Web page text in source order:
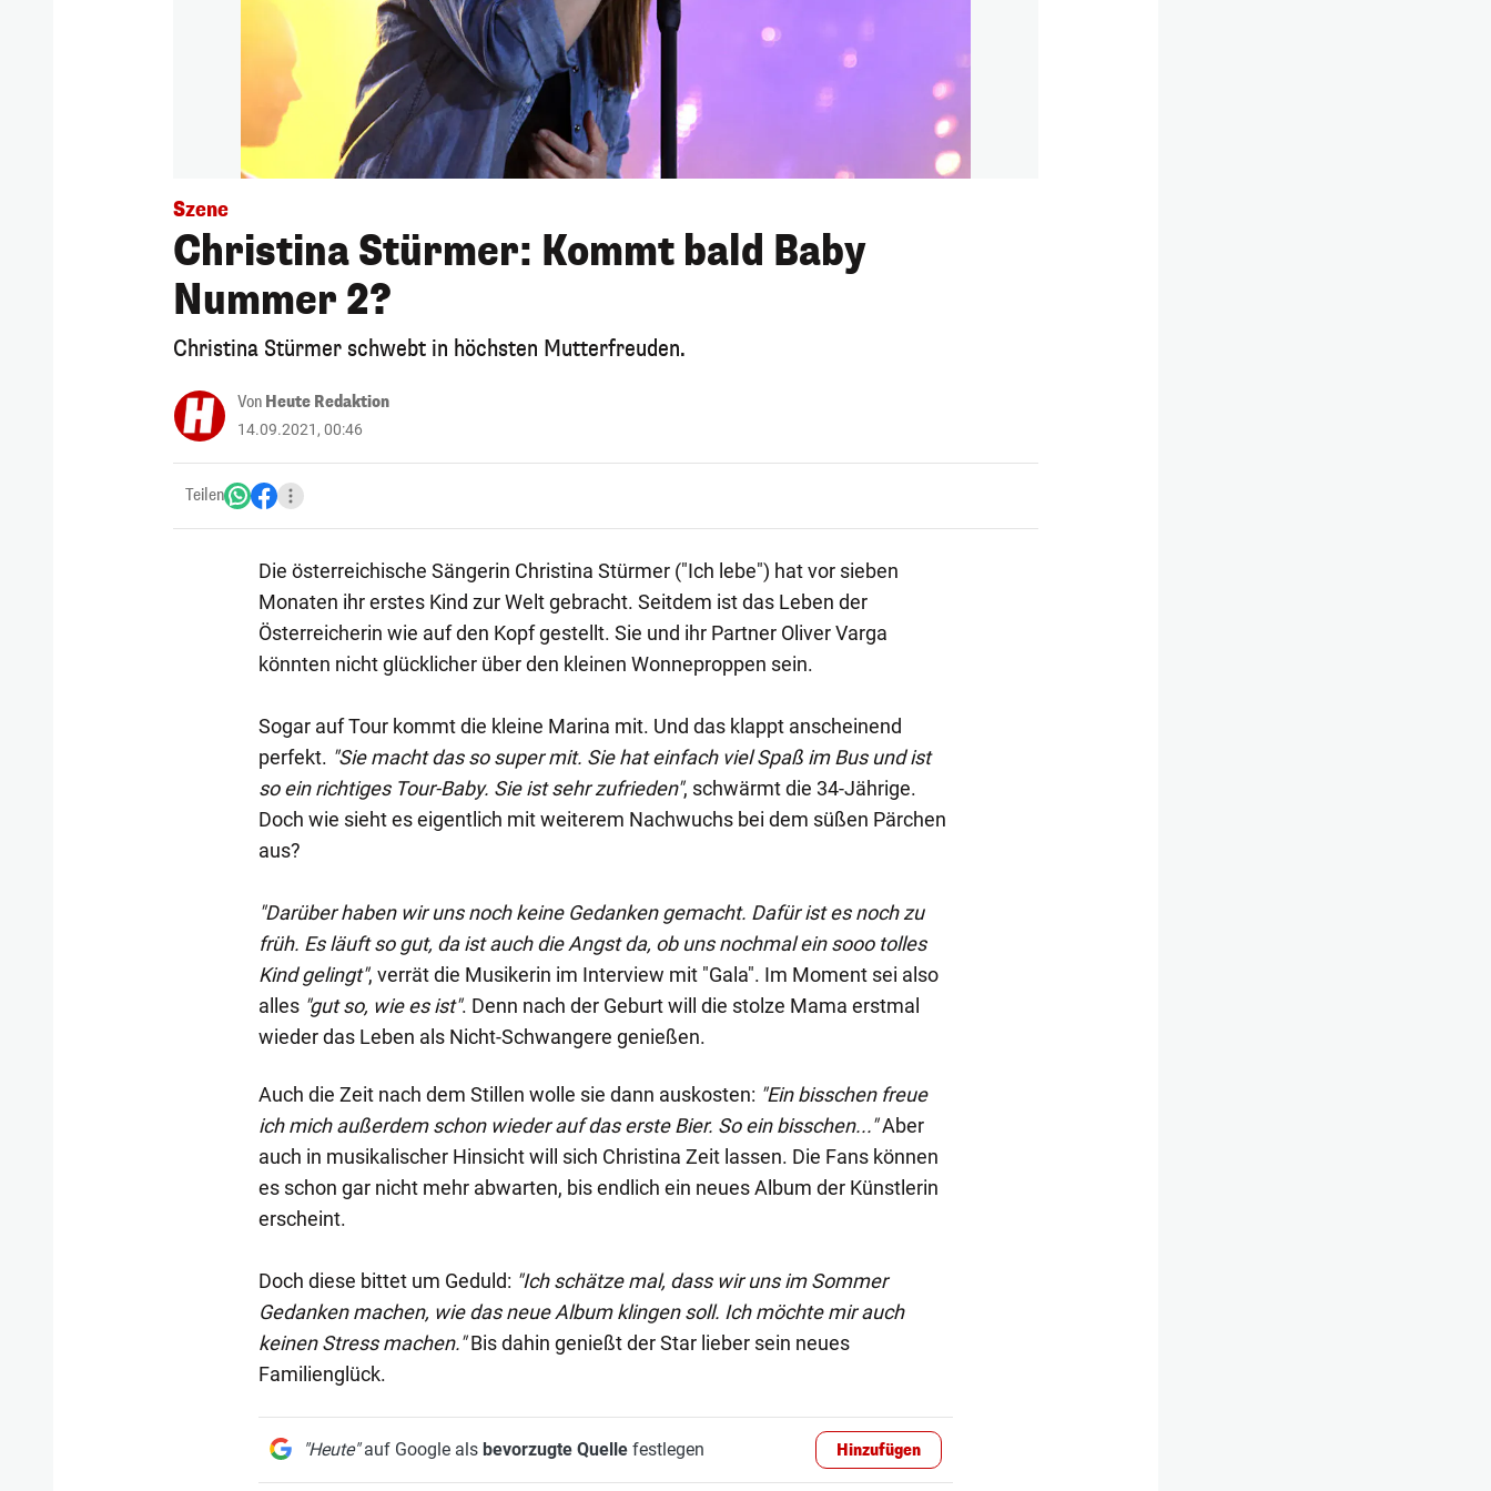
Szene
Christina Stürmer: Kommt bald Baby
Nummer 2?
Christina Stürmer schwebt in höchsten Mutterfreuden.
Von Heute Redaktion
14.09.2021, 00:46
Teilen
Die österreichische Sängerin Christina Stürmer ("Ich lebe") hat vor sieben
Monaten ihr erstes Kind zur Welt gebracht. Seitdem ist das Leben der
Österreicherin wie auf den Kopf gestellt. Sie und ihr Partner Oliver Varga
könnten nicht glücklicher über den kleinen Wonneproppen sein.
Sogar auf Tour kommt die kleine Marina mit. Und das klappt anscheinend
perfekt. "Sie macht das so super mit. Sie hat einfach viel Spaß im Bus und ist
so ein richtiges Tour-Baby. Sie ist sehr zufrieden", schwärmt die 34-Jährige.
Doch wie sieht es eigentlich mit weiterem Nachwuchs bei dem süßen Pärchen
aus?
"Darüber haben wir uns noch keine Gedanken gemacht. Dafür ist es noch zu
früh. Es läuft so gut, da ist auch die Angst da, ob uns nochmal ein sooo tolles
Kind gelingt", verrät die Musikerin im Interview mit "Gala". Im Moment sei also
alles "gut so, wie es ist". Denn nach der Geburt will die stolze Mama erstmal
wieder das Leben als Nicht-Schwangere genießen.
Auch die Zeit nach dem Stillen wolle sie dann auskosten: "Ein bisschen freue
ich mich außerdem schon wieder auf das erste Bier. So ein bisschen..."Aber
auch in musikalischer Hinsicht will sich Christina Zeit lassen. Die Fans können
es schon gar nicht mehr abwarten, bis endlich ein neues Album der Künstlerin
erscheint.
Doch diese bittet um Geduld: "Ich schätze mal, dass wir uns im Sommer
Gedanken machen, wie das neue Album klingen soll. Ich möchte mir auch
keinen Stress machen."Bis dahin genießt der Star lieber sein neues
Familienglück.
"Heute"auf Google als bevorzugte Quellefestlegen Hinzufügen